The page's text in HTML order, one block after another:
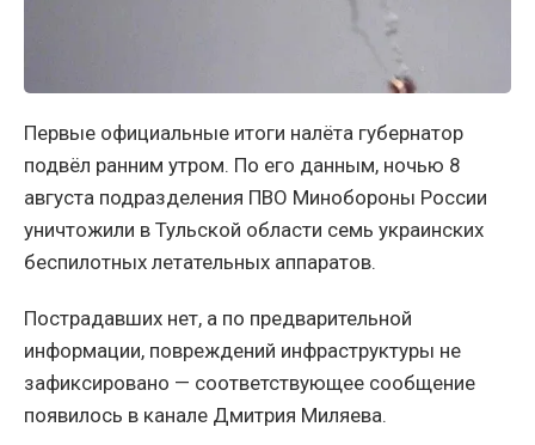
Первые официальные итоги налёта губернатор
подвёл ранним утром. По его данным, ночью 8
августа подразделения ПВО Минобороны России
уничтожили в Тульской области семь украинских
беспилотных летательных аппаратов.
Пострадавших нет, а по предварительной
информации, повреждений инфраструктуры не
зафиксировано — соответствующее сообщение
появилось в канале Дмитрия Миляева.